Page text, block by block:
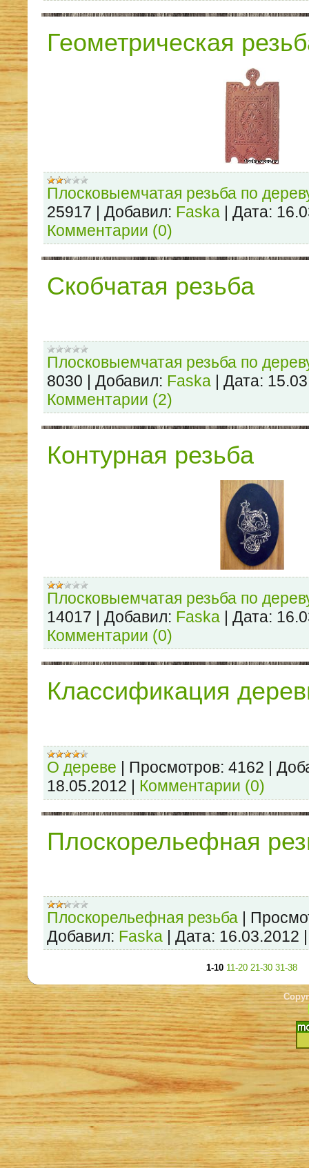
Геометрическая
Плосковыемчатая резьба по
25917 | Добавил: Faska | Дата:
Комментарии (0)
Скобчатая резьба
Плосковыемчатая резьба по
8030 | Добавил: Faska | Дата:
Комментарии (2)
Контурная резьба
Плосковыемчатая резьба по
14017 | Добавил: Faska | Дата:
Комментарии (0)
Классификация
О дереве | Просмотров: 4162 |
18.05.2012 | Комментарии (0)
Плоскорельефная
Плоскорельефная резьба |
Добавил: Faska | Дата: 16.03.2012
1-10 11-20 21-30 31-38